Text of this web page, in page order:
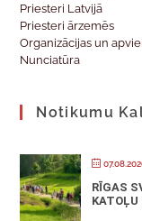
Priesteri Latvijā
Priesteri ārzemēs
Organizācijas un
Nunciatūra
Notikumu
RĪGAS
KATOĻU